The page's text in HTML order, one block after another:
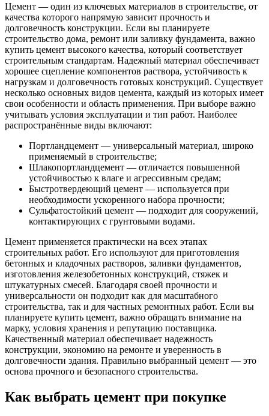
Цемент — один из ключевых материалов в строительстве, от
качества которого напрямую зависит прочность и
долговечность конструкции. Если вы планируете
строительство дома, ремонт или заливку фундамента, важно
купить цемент высокого качества, который соответствует
строительным стандартам. Надежный материал обеспечивает
хорошее сцепление компонентов раствора, устойчивость к
нагрузкам и долговечность готовых конструкций. Существует
несколько основных видов цемента, каждый из которых имеет
свои особенности и область применения. При выборе важно
учитывать условия эксплуатации и тип работ. Наиболее
распространённые виды включают:
Портландцемент — универсальный материал, широко
применяемый в строительстве;
Шлакопортландцемент — отличается повышенной
устойчивостью к влаге и агрессивным средам;
Быстротвердеющий цемент — используется при
необходимости ускоренного набора прочности;
Сульфатостойкий цемент — подходит для сооружений,
контактирующих с грунтовыми водами.
Цемент применяется практически на всех этапах
строительных работ. Его используют для приготовления
бетонных и кладочных растворов, заливки фундаментов,
изготовления железобетонных конструкций, стяжек и
штукатурных смесей. Благодаря своей прочности и
универсальности он подходит как для масштабного
строительства, так и для частных ремонтных работ. Если вы
планируете купить цемент, важно обращать внимание на
марку, условия хранения и репутацию поставщика.
Качественный материал обеспечивает надежность
конструкции, экономию на ремонте и уверенность в
долговечности здания. Правильно выбранный цемент — это
основа прочного и безопасного строительства.
Как выбрать цемент при покупке